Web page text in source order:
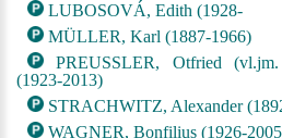
LUBOSOVÁ, Edith (1928-
MÜLLER, Karl (1887-1966)
PREUSSLER, Otfried
(1923-2013)
STRACHWITZ, Alexander
WAGNER, Bonfilius (1926-